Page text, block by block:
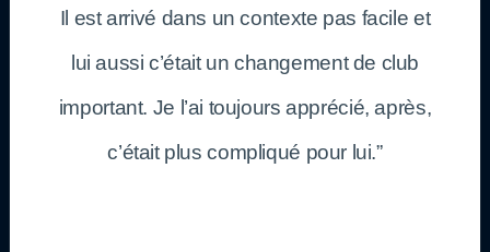
Il est arrivé dans un contexte pas facile et
lui aussi c’était un changement de club
important. Je l’ai toujours apprécié, après,
c’était plus compliqué pour lui.”